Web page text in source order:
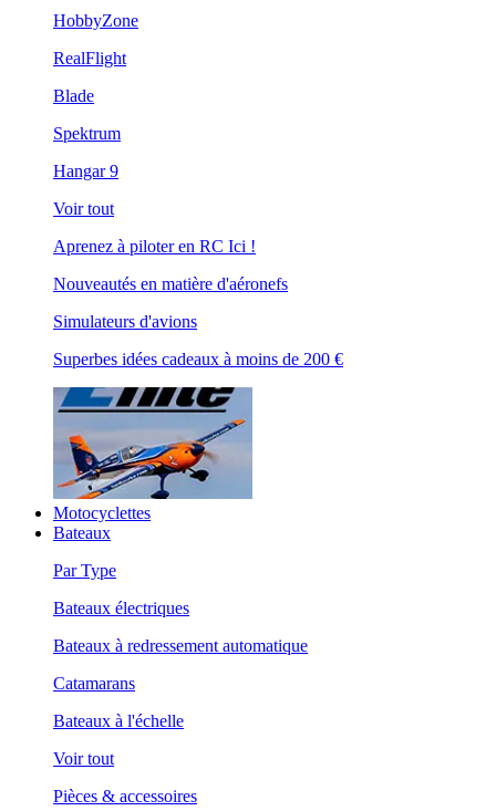
HobbyZone
RealFlight
Blade
Spektrum
Hangar 9
Voir tout
Aprenez à piloter en RC Ici !
Nouveautés en matière d'aéronefs
Simulateurs d'avions
Superbes idées cadeaux à moins de 200 €
Motocyclettes
Bateaux
Par Type
Bateaux électriques
Bateaux à redressement automatique
Catamarans
Bateaux à l'échelle
Voir tout
Pièces & accessoires